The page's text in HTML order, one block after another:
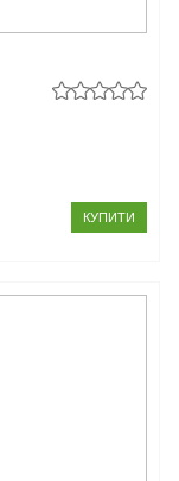
КУПИТИ